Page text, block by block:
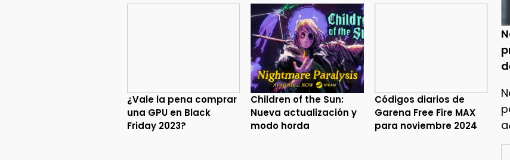
¿Vale la pena comprar
una GPU en Black
Friday 2023?
Children of the Sun:
Nueva actualización y
modo horda
Códigos diarios de
Garena Free Fire MAX
para noviembre 2024